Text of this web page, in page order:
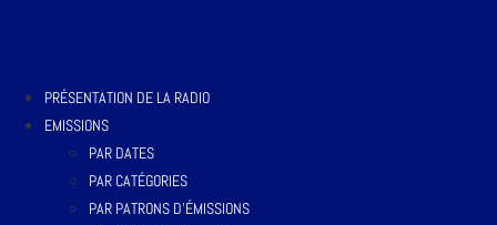
PRÉSENTATION DE LA RADIO
EMISSIONS
PAR DATES
PAR CATÉGORIES
PAR PATRONS D’ÉMISSIONS